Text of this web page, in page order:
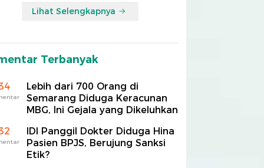
Lihat Selengkapnya
Terbanyak
Lebih dari 700 Orang di
Semarang Diduga Keracunan
MBG, Ini Gejala yang Dikeluhkan
IDI Panggil Dokter Diduga Hina
Pasien BPJS, Berujung Sanksi
Etik?